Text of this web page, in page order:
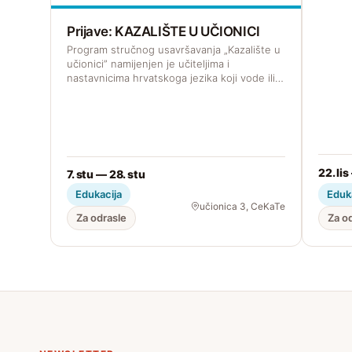
Prijave: KAZALIŠTE U UČIONICI
Program stručnog usavršavanja „Kazalište u
učionici” namijenjen je učiteljima i
nastavnicima hrvatskoga jezika koji vode ili…
7. stu — 28. stu
Edukacija
Za odrasle
učionica 3, CeKaTe
22. lis
Za